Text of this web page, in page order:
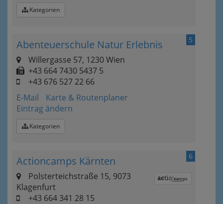
Kategorien
5
Abenteuerschule Natur Erlebnis
Willergasse 57, 1230 Wien
+43 664 7430 5437 5
+43 676 527 22 66
E-Mail
Karte & Routenplaner
Eintrag ändern
Kategorien
6
Actioncamps Kärnten
Polsterteichstraße 15, 9073
Klagenfurt
+43 664 341 28 15